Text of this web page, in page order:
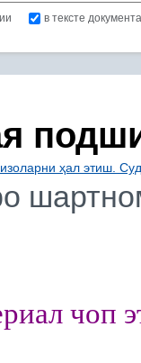
в тексте документа
ҳал этиш.
чоп